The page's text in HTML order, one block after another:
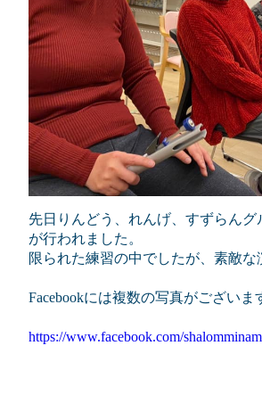
先日りんどう、れんげ、すずらん
が行われました。
限られた練習の中でしたが、素敵な
Facebookには複数の写真がござい
https://www.facebook.com/